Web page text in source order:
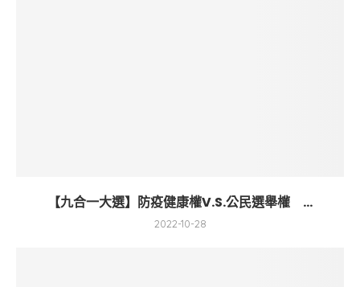
【九合一大選】防疫健康權V.S.公民選舉權 ...
2022-10-28